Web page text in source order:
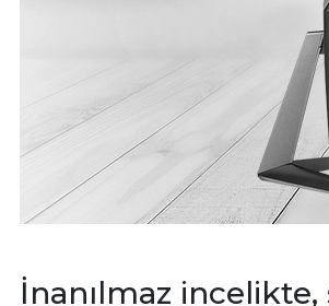
İnanılmaz incelikte,